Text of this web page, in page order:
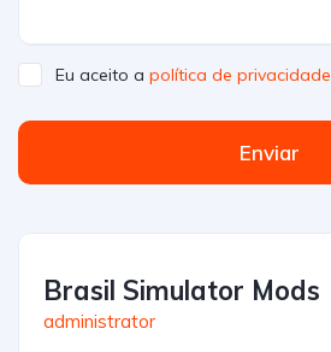
Eu aceito a política de privacidade
Enviar
Brasil Simulator Mods
administrator